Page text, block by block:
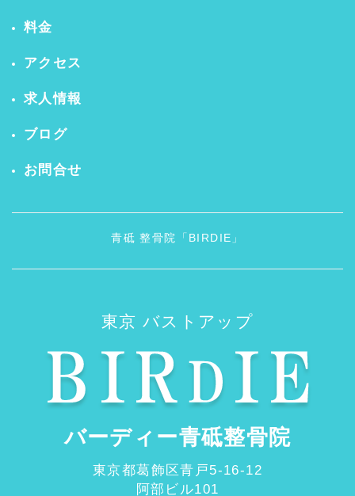
料金
アクセス
求人情報
ブログ
お問合せ
青砥 整骨院「BIRDIE」
東京 バストアップ
バーディー青砥整骨院
東京都葛飾区青戸5-16-12
阿部ビル101